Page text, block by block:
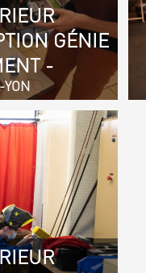
GÉNIE
-